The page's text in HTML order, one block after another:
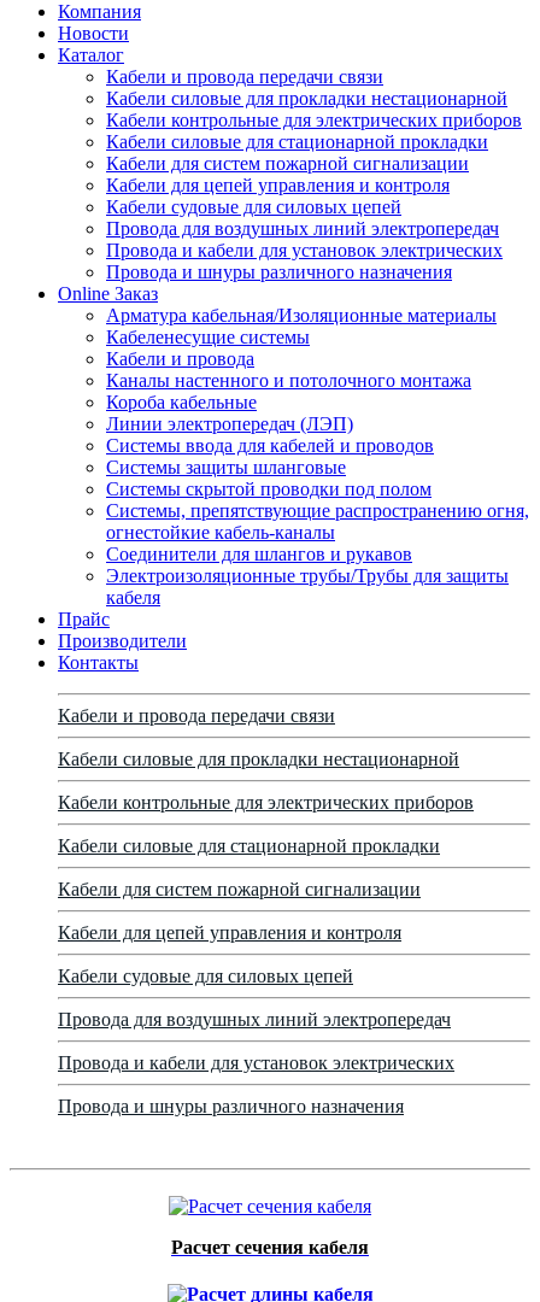
Компания
Новости
Каталог
Кабели и провода передачи связи
Кабели силовые для прокладки нестационарной
Кабели контрольные для электрических приборов
Кабели силовые для стационарной прокладки
Кабели для систем пожарной сигнализации
Кабели для цепей управления и контроля
Кабели судовые для силовых цепей
Провода для воздушных линий электропередач
Провода и кабели для установок электрических
Провода и шнуры различного назначения
Online Заказ
Арматура кабельная/Изоляционные материалы
Кабеленесущие системы
Кабели и провода
Каналы настенного и потолочного монтажа
Короба кабельные
Линии электропередач (ЛЭП)
Системы ввода для кабелей и проводов
Системы защиты шланговые
Системы скрытой проводки под полом
Системы, препятствующие распространению огня,
огнестойкие кабель-каналы
Соединители для шлангов и рукавов
Электроизоляционные трубы/Трубы для защиты
кабеля
Прайс
Производители
Контакты
Кабели и провода передачи связи
Кабели силовые для прокладки нестационарной
Кабели контрольные для электрических приборов
Кабели силовые для стационарной прокладки
Кабели для систем пожарной сигнализации
Кабели для цепей управления и контроля
Кабели судовые для силовых цепей
Провода для воздушных линий электропередач
Провода и кабели для установок электрических
Провода и шнуры различного назначения
Расчет сечения кабеля